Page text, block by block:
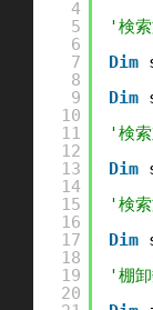
4
5
6
7
8
9
10
11
12
13
14
15
16
17
18
19
20
'検索
Dim
Dim
'検索
Dim
'検
Dim
'棚卸